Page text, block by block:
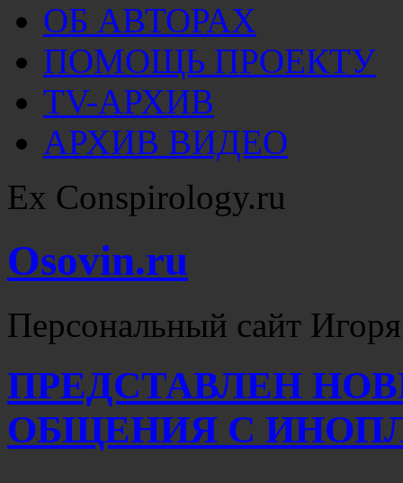
ОБ АВТОРАХ
ПОМОЩЬ ПРОЕКТУ
TV-АРХИВ
АРХИВ ВИДЕО
Ex Conspirology.ru
Osovin.ru
Персональный сайт
ПРЕДСТАВЛЕН
ОБЩЕНИЯ С